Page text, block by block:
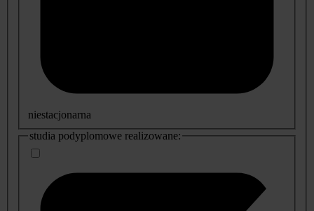
niestacjonarna
studia podyplomowe realizowane: